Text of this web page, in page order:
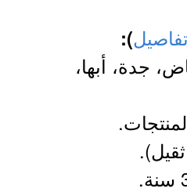
تفاصيل):
جدة، أبها،